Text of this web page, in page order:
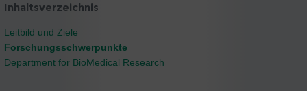
Inhaltsverzeichnis
Leitbild und Ziele
Forschungsschwerpunkte
Department for BioMedical Research